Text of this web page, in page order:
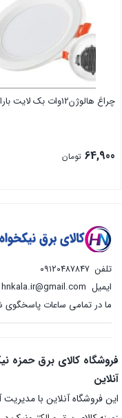
چراغ هالوژن12وات بک لایت بارادیونیک
64,900 تومان
تلفن ۰۹۱۲۰۴۸۷۸۴۷
ایمیل hnkala.ir@gmail.com
ما در تمامی ساعات
فروشگاه کالای برق حمزه
آنلاین
این فروشگاه آنلاین با